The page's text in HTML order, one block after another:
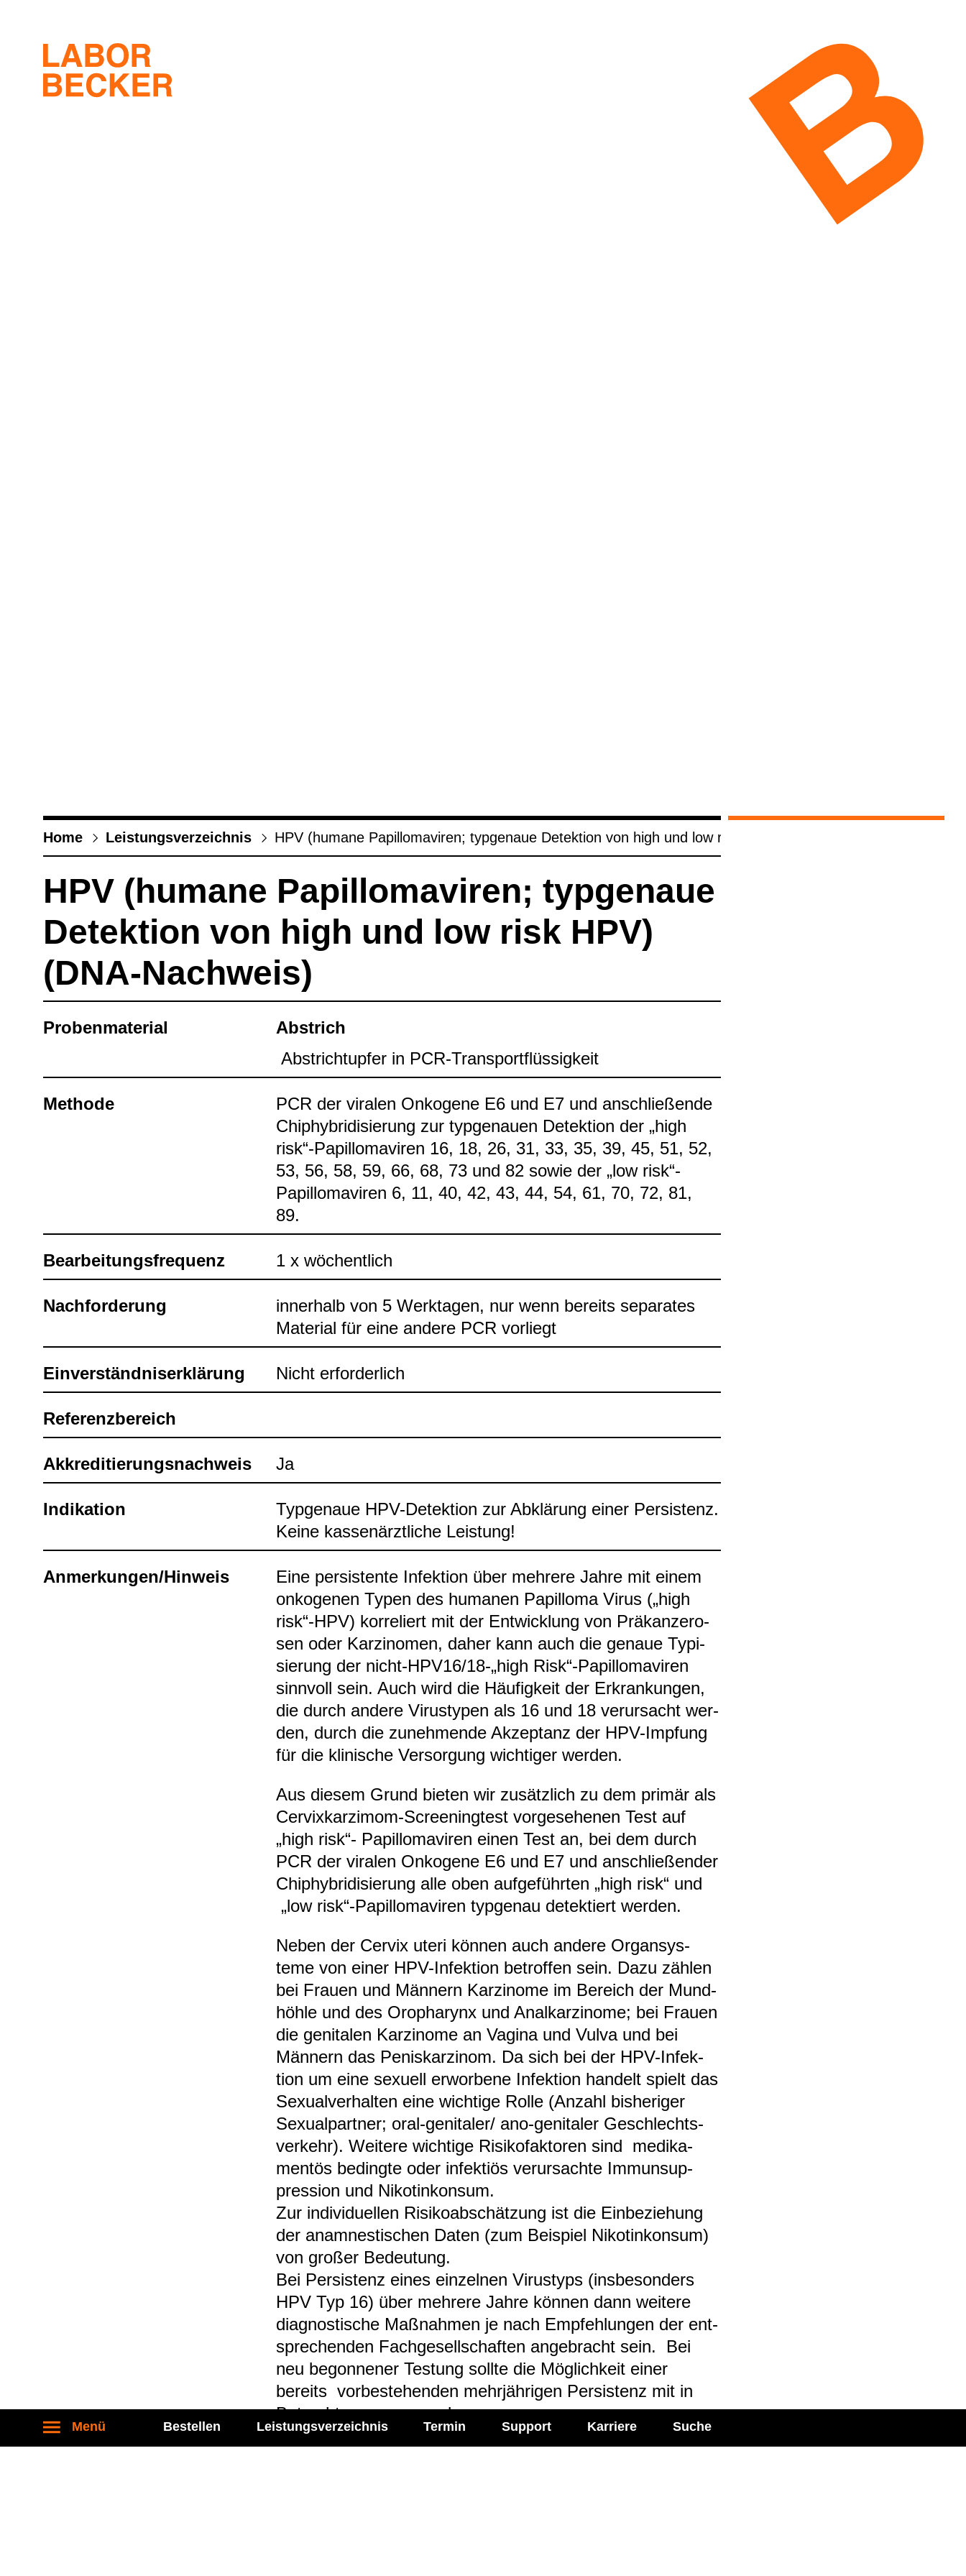
Menü Bestellen Leistungsverzeichnis Termin Support Karriere Suche
Home Leis­tungs­ver­zeich­nis HPV (humane Papil­lo­ma­vi­ren; typ­ge­naue Detek­tion von high und low risk HPV) (DNA-​Nach­weis)
HPV (humane Papil­lo­ma­vi­ren; typ­ge­naue
Detek­tion von high und low risk HPV)
(DNA-​Nach­weis)
Pro­ben­ma­te­rial
Abstrich
Abst­rich­tup­fer in PCR-​Trans­port­flüs­sig­keit
Methode
PCR der vira­len Onko­gene E6 und E7 und anschlie­ßende
Chip­hy­bri­di­sie­rung zur typ­ge­nauen Detek­tion der „high
risk“-​Papil­lo­ma­vi­ren 16, 18, 26, 31, 33, 35, 39, 45, 51, 52,
53, 56, 58, 59, 66, 68, 73 und 82 sowie der „low risk“-​
Papil­lo­ma­vi­ren 6, 11, 40, 42, 43, 44, 54, 61, 70, 72, 81,
89.
Bear­bei­tungs­fre­quenz 1 x wöchent­lich
Nach­for­de­rung
inner­halb von 5 Werk­ta­gen, nur wenn bereits sepa­ra­tes
Mate­rial für eine andere PCR vor­liegt
Ein­ver­ständ­nis­er­klä­rung Nicht erfor­der­lich
Refe­renz­be­reich
Akkre­di­tie­rungs­nach­weis Ja
Indi­ka­tion
Typ­ge­naue HPV-​Detek­tion zur Abklä­rung einer Per­sis­tenz.
Keine kas­sen­ärzt­li­che Leis­tung!
Anmer­kun­gen/Hin­weis
Eine per­sis­tente Infek­tion über meh­rere Jahre mit einem
onko­ge­nen Typen des huma­nen Papil­loma Virus („high
risk“-​HPV) kor­re­liert mit der Ent­wick­lung von Prä­kan­ze­ro­
sen oder Kar­zi­no­men, daher kann auch die genaue Typi­
sie­rung der nicht-​HPV16/18-„high Risk“-​Papil­lo­ma­vi­ren
sinn­voll sein. Auch wird die Häu­fig­keit der Erkran­kun­gen,
die durch andere Virus­ty­pen als 16 und 18 ver­ur­sacht wer­
den, durch die zuneh­mende Akzep­tanz der HPV-​Imp­fung
für die kli­ni­sche Ver­sor­gung wich­ti­ger wer­den.
Aus die­sem Grund bie­ten wir zusätz­lich zu dem pri­mär als
Cer­vix­kar­zi­mom-​Scree­n­ing­test vor­ge­se­he­nen Test auf
„high risk“- Papil­lo­ma­vi­ren einen Test an, bei dem durch
PCR der vira­len Onko­gene E6 und E7 und anschlie­ßen­der
Chip­hy­bri­di­sie­rung alle oben auf­ge­führ­ten „high risk“ und
„low risk“-​Papil­lo­ma­vi­ren typ­ge­nau detek­tiert wer­den.
Neben der Cer­vix uteri kön­nen auch andere Organ­sys­
teme von einer HPV-​Infek­tion betrof­fen sein. Dazu zäh­len
bei Frauen und Män­nern Kar­zi­nome im Bereich der Mund­
höhle und des Oro­pha­rynx und Anal­kar­zi­nome; bei Frauen
die geni­ta­len Kar­zi­nome an Vagina und Vulva und bei
Män­nern das Penis­kar­zi­nom. Da sich bei der HPV-​Infek­
tion um eine sexu­ell erwor­bene Infek­tion han­delt spielt das
Sexu­al­ver­hal­ten eine wich­tige Rolle (Anzahl bis­he­ri­ger
Sexu­al­part­ner; oral-​geni­ta­ler/ ano-​geni­ta­ler Geschlechts­
ver­kehr). Wei­tere wich­tige Risi­ko­fak­to­ren sind medi­ka­
men­tös bedingte oder infek­tiös ver­ur­sachte Immun­sup­
pres­sion und Niko­tin­kon­sum.
Zur indi­vi­du­el­len Risi­ko­ab­schät­zung ist die Ein­be­zie­hung
der ana­mnes­ti­schen Daten (zum Bei­spiel Niko­tin­kon­sum)
von gro­ßer Bedeu­tung.
Bei Per­sis­tenz eines ein­zel­nen Virus­typs (ins­be­son­ders
HPV Typ 16) über meh­rere Jahre kön­nen dann wei­tere
dia­gnos­ti­sche Maß­nah­men je nach Emp­feh­lun­gen der ent­
spre­chen­den Fach­ge­sell­schaf­ten ange­bracht sein. Bei
neu begon­ne­ner Testung sollte die Mög­lich­keit einer
bereits vor­be­stehen­den mehr­jäh­ri­gen Per­sis­tenz mit in
Betracht gezo­gen wer­den.
Bei feh­len­dem Anhalt für eine HPV-​ver­ur­sachte Gewe­be­